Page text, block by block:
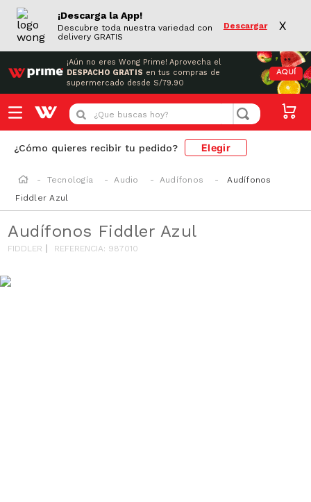
¡Descarga la App!
Descubre toda nuestra variedad con
delivery GRATIS
Descargar X
¡Aún no eres Wong Prime! Aprovecha el
DESPACHO GRATIS en tus compras de
supermercado desde S/79.90
AQUÍ
¿Que buscas hoy?
¿Cómo quieres recibir tu pedido? Elegir
Tecnología Audio Audífonos
Audífonos
Fiddler Azul
Audífonos Fiddler Azul
FIDDLER REFERENCIA: 987010